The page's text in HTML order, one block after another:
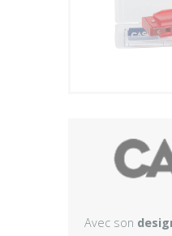
Avec son